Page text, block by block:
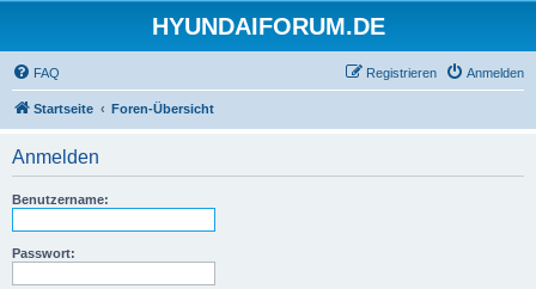
HYUNDAIFORUM.DE
FAQ Anmelden
Registrieren
Startseite Foren-Übersicht
Anmelden
Benutzername:
Passwort: